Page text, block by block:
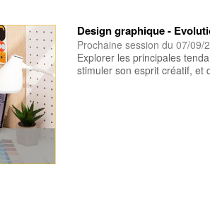
Design graphique -
Prochaine session du 07/09/
Explorer les principales
stimuler son esprit créatif, et